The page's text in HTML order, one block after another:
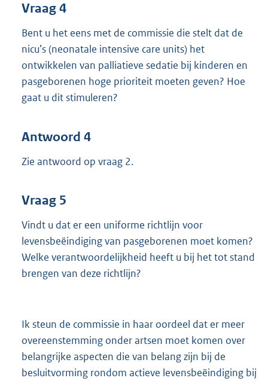
Vraag 4
Bent u het eens met de commissie die stelt dat de
nicu’s (neonatale intensive care units) het
ontwikkelen van palliatieve sedatie bij kinderen en
pasgeborenen hoge prioriteit moeten geven? Hoe
gaat u dit stimuleren?
Antwoord 4
Zie antwoord op vraag 2.
Vraag 5
Vindt u dat er een uniforme richtlijn voor
levensbeëindiging van pasgeborenen moet komen?
Welke verantwoordelijkheid heeft u bij het tot stand
brengen van deze richtlijn?
Ik steun de commissie in haar oordeel dat er meer
overeenstemming onder artsen moet komen over
belangrijke aspecten die van belang zijn bij de
besluitvorming rondom actieve levensbeëindiging bij